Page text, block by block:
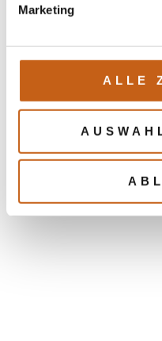
Marketing
ALLE